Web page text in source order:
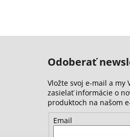
Odoberať
Vložte svoj e-mail a my
zasielať informácie o
produktoch na našom
Email